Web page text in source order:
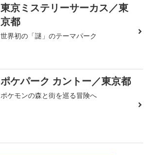
東京ミステリーサーカス／東
京都
世界初の「謎」のテーマパーク
ポケパーク カントー／東京都
ポケモンの森と街を巡る冒険へ